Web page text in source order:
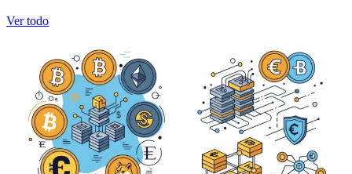
Ver todo